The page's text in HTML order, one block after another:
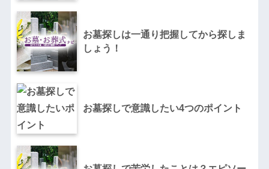
お墓探しは一通り把握してから探しま
しょう！
お墓探しで意識したい4つのポイント